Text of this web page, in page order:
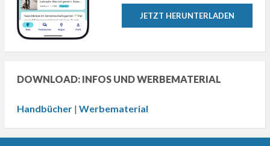
JETZT HERUNTERLADEN
DOWNLOAD: INFOS UND WERBEMATERIAL
Handbücher| Werbematerial